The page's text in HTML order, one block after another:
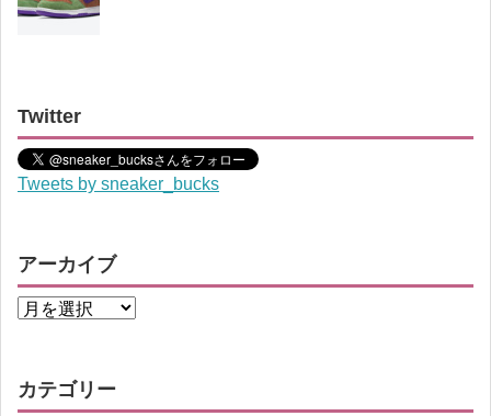
Twitter
Tweets by sneaker_bucks
アーカイブ
カテゴリー